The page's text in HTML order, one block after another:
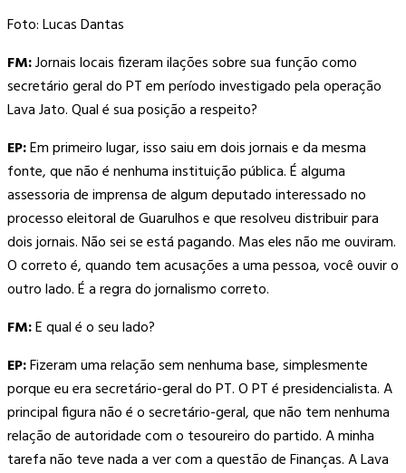
Foto: Lucas Dantas
FM:Jornais locais fizeram ilações sobre sua função como
secretário geral do PT em período investigado pela operação
Lava Jato. Qual é sua posição a respeito?
EP:Em primeiro lugar, isso saiu em dois jornais e da mesma
fonte, que não é nenhuma instituição pública. É alguma
assessoria de imprensa de algum deputado interessado no
processo eleitoral de Guarulhos e que resolveu distribuir para
dois jornais. Não sei se está pagando. Mas eles não me ouviram.
O correto é, quando tem acusações a uma pessoa, você ouvir o
outro lado. É a regra do jornalismo correto.
FM:E qual é o seu lado?
EP:Fizeram uma relação sem nenhuma base, simplesmente
porque eu era secretário-geral do PT. O PT é presidencialista. A
principal figura não é o secretário-geral, que não tem nenhuma
relação de autoridade com o tesoureiro do partido. A minha
tarefa não teve nada a ver com a questão de Finanças. A Lava